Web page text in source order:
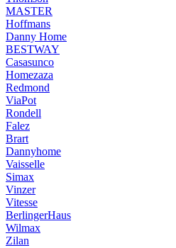
MASTER
Hoffmans
Danny Home
BESTWAY
Casasunco
Homezaza
Redmond
ViaPot
Rondell
Falez
Brart
Dannyhome
Vaisselle
Simax
Vinzer
Vitesse
BerlingerHaus
Wilmax
Zilan